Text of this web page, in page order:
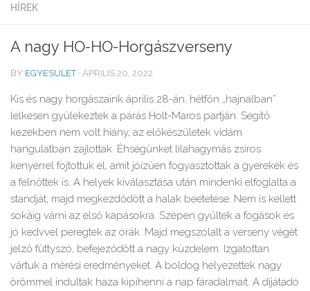
HÍREK
A nagy HO-HO-Horgászverseny
BY EGYESULET · ÁPRILIS 20, 2022
Kis és nagy horgászaink április 28-án, hétfőn „hajnalban”
lelkesen gyülekeztek a párás Holt-Maros partján. Segítő
kezekben nem volt hiány, az előkészületek vidám
hangulatban zajlottak. Éhségünket lilahagymás zsíros
kenyérrel fojtottuk el, amit jóízűen fogyasztottak a gyerekek és
a felnőttek is. A helyek kiválasztása után mindenki elfoglalta a
standját, majd megkezdődött a halak beetetése. Nem is kellett
sokáig várni az első kapásokra. Szépen gyűltek a fogások és
jó kedvvel peregtek az órák. Majd megszólalt a verseny végét
jelző füttyszó, befejeződött a nagy küzdelem. Izgatottan
vártuk a mérési eredményeket. A boldog helyezettek nagy
örömmel indultak haza kipihenni a nap fáradalmait. A díjátadó